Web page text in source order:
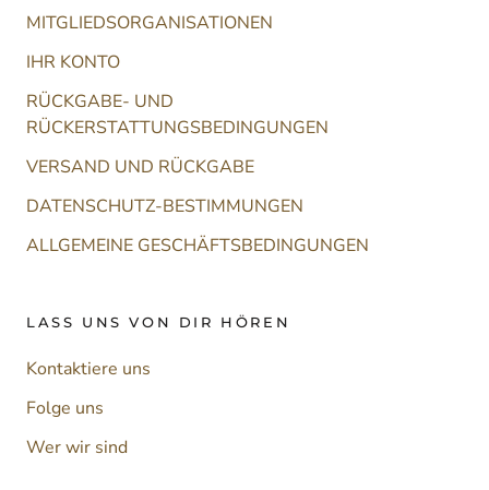
MITGLIEDSORGANISATIONEN
IHR KONTO
RÜCKGABE- UND
RÜCKERSTATTUNGSBEDINGUNGEN
VERSAND UND RÜCKGABE
DATENSCHUTZ-BESTIMMUNGEN
ALLGEMEINE GESCHÄFTSBEDINGUNGEN
LASS UNS VON DIR HÖREN
Kontaktiere uns
Folge uns
Wer wir sind